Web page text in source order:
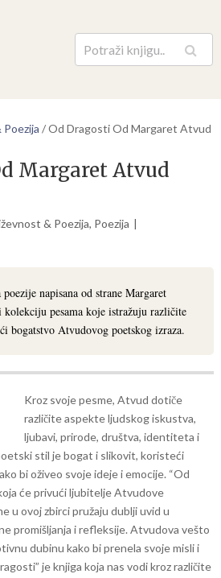
Pretraga
/Od Dragosti Od Margaret Atvud
Margaret Atvud
& Poezija, Poezija
napisana od strane Margaret
pesama koje istražuju različite
bogatstvo Atvudovog poetskog izraza.
Kroz svoje pesme, Atvud dotiče
različite aspekte ljudskog iskustva,
ljubavi, prirode, društva, identiteta i
stil je bogat i slikovit, koristeći
bi oživeo svoje ideje i emocije. “Od
će privući ljubitelje Atvudove
u ovoj zbirci pružaju dublji uvid u
promišljanja i refleksije. Atvudova vešto
dubinu kako bi prenela svoje misli i
je knjiga koja nas vodi kroz različite